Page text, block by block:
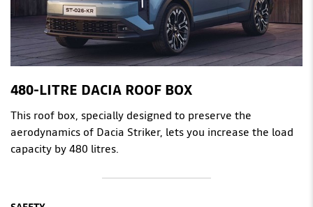
480-LITRE DACIA ROOF BOX
This roof box, specially designed to preserve the
aerodynamics of Dacia Striker, lets you increase the load
capacity by 480 litres.